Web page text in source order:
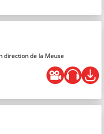
direction de la Meuse